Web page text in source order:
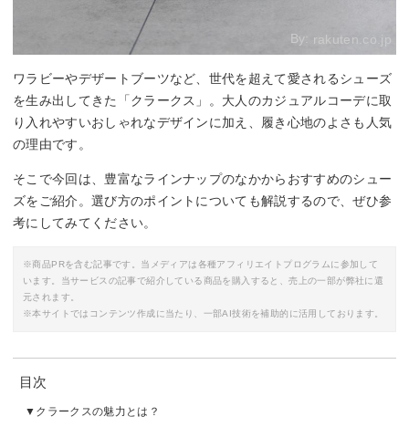
By: rakuten.co.jp
ワラビーやデザートブーツなど、世代を超えて愛されるシューズ
を生み出してきた「クラークス」。大人のカジュアルコーデに取
り入れやすいおしゃれなデザインに加え、履き心地のよさも人気
の理由です。
そこで今回は、豊富なラインナップのなかからおすすめのシュー
ズをご紹介。選び方のポイントについても解説するので、ぜひ参
考にしてみてください。
※商品PRを含む記事です。当メディアは各種アフィリエイトプログラムに参加して
います。当サービスの記事で紹介している商品を購入すると、売上の一部が弊社に還
元されます。
※本サイトではコンテンツ作成に当たり、一部AI技術を補助的に活用しております。
目次
クラークスの魅力とは？